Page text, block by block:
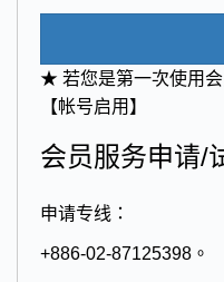
★ 若您是第一次使用
【帐号启用】
会员服务申请/
申请专线：
+886-02-87125398。